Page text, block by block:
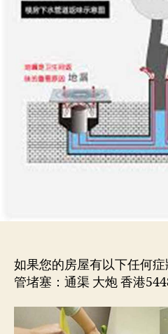
如果您的房屋有以下任何
管堵塞：通渠 大炮 香港